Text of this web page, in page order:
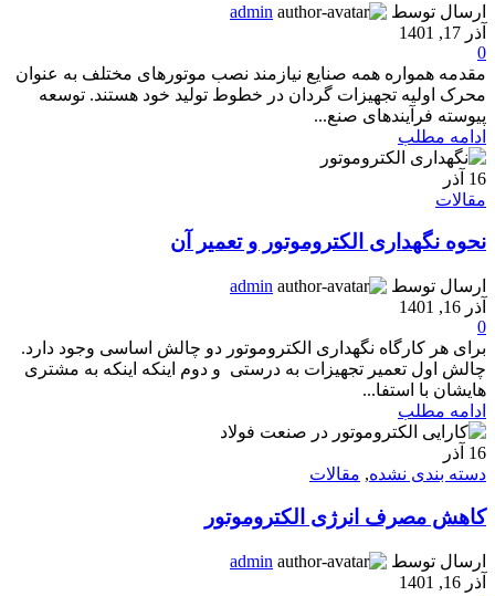
ارسال توسط
admin
آذر 17, 1401
0
مقدمه همواره همه صنایع نیازمند نصب موتورهای مختلف به عنوان
محرک اولیه تجهیزات گردان در خطوط تولید خود هستند. توسعه
پیوسته فرآیندهای صنع...
ادامه مطلب
16 آذر
مقالات
نحوه نگهداری الکتروموتور و تعمیر آن
ارسال توسط
admin
آذر 16, 1401
0
برای هر کارگاه نگهداری الکتروموتور دو چالش اساسی وجود دارد.
چالش اول تعمیر تجهیزات به درستی و دوم اینکه اینکه به مشتری
هایشان با استفا...
ادامه مطلب
16 آذر
دسته بندی نشده, مقالات
کاهش مصرف انرژی الکتروموتور
ارسال توسط
admin
آذر 16, 1401